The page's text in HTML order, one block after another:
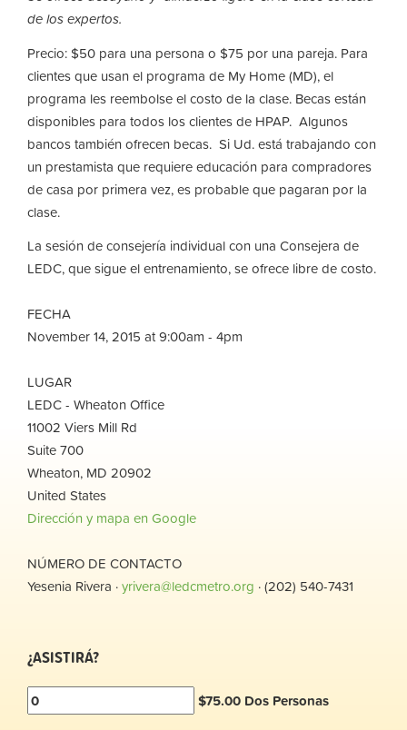
de los expertos.
Precio: $50 para una persona o $75 por una pareja. Para
clientes que usan el programa de My Home (MD), el
programa les reembolse el costo de la clase. Becas están
disponibles para todos los clientes de HPAP. Algunos
bancos también ofrecen becas. Si Ud. está trabajando con
un prestamista que requiere educación para compradores
de casa por primera vez, es probable que pagaran por la
clase.
La sesión de consejería individual con una Consejera de
LEDC, que sigue el entrenamiento, se ofrece libre de costo.
FECHA
November 14, 2015 at 9:00am - 4pm
LUGAR
LEDC - Wheaton Office
11002 Viers Mill Rd
Suite 700
Wheaton, MD 20902
United States
Dirección y mapa en Google
NÚMERO DE CONTACTO
Yesenia Rivera ·yrivera@ledcmetro.org · (202) 540-7431
¿ASISTIRÁ?
$75.00 Dos Personas